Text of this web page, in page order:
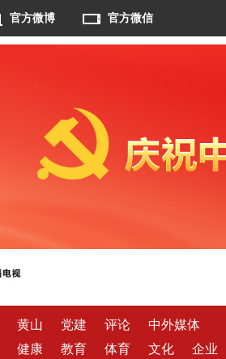
官方微博 官方微信
黄山 党建 评论
中外媒体
健康 教育 体育 文化 企业